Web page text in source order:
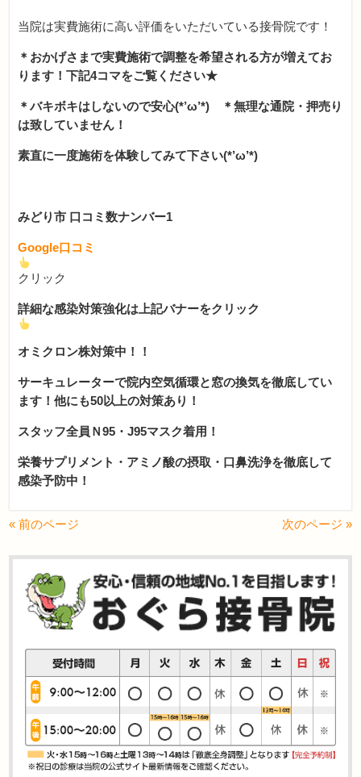
当院は実費施術に高い評価をいただいている接骨院です！
＊おかげさまで実費施術で調整を希望される方が増えてお
ります！下記4コマをご覧ください★
＊バキボキはしないので安心(*’ω’*) ＊無理な通院・押売り
は致していません！
素直に一度施術を体験してみて下さい(*’ω’*)
みどり市 口コミ数ナンバー1
Google口コミ
クリック
詳細な感染対策強化は上記バナーをクリック
オミクロン株対策中！！
サーキュレーターで院内空気循環と窓の換気を徹底してい
ます！他にも50以上の対策あり！
スタッフ全員Ｎ95・J95マスク着用！
栄養サプリメント・アミノ酸の摂取・口鼻洗浄を徹底して
感染予防中！
« 前のページ 次のページ »